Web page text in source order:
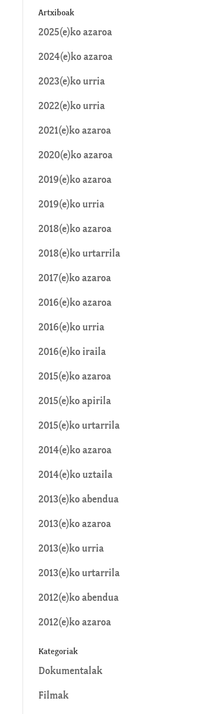
Artxiboak
2025(e)ko azaroa
2024(e)ko azaroa
2023(e)ko urria
2022(e)ko urria
2021(e)ko azaroa
2020(e)ko azaroa
2019(e)ko azaroa
2019(e)ko urria
2018(e)ko azaroa
2018(e)ko urtarrila
2017(e)ko azaroa
2016(e)ko azaroa
2016(e)ko urria
2016(e)ko iraila
2015(e)ko azaroa
2015(e)ko apirila
2015(e)ko urtarrila
2014(e)ko azaroa
2014(e)ko uztaila
2013(e)ko abendua
2013(e)ko azaroa
2013(e)ko urria
2013(e)ko urtarrila
2012(e)ko abendua
2012(e)ko azaroa
Kategoriak
Dokumentalak
Filmak